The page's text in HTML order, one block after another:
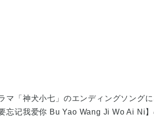
マ「神犬小七」のエンディングソング
忘记我爱你 Bu Yao Wang Ji Wo Ai Ni